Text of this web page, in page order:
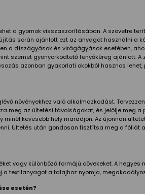
a gyomok visszaszorításában. A szövetre
során ajánlott ezt az anyagot használni a
a díszágyások és virágágyások esetében,
szemet gyönyörködtető fenyőkéreg ajánlott.
azonban gyakorlati okokból hasznos
növényekhez való alkalmazkodást.
meg az ültetési távolságokat, és jelölje meg
kevesebb hely maradjon. Az újonnan
Ültetés után gondosan tisztítsa meg a
vagy különböző formájú cövekeket. A
a textilanyagot a talajhoz nyomja,
esetén?